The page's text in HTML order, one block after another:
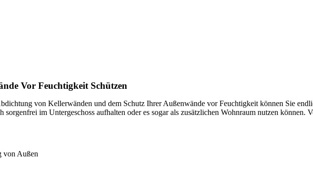
Vor Feuchtigkeit Schützen
von Kellerwänden und dem Schutz Ihrer Außenwände vor Feuchtigkeit können Sie
sorgenfrei im Untergeschoss aufhalten oder es sogar als zusätzlichen Wohnraum nutzen
von Außen